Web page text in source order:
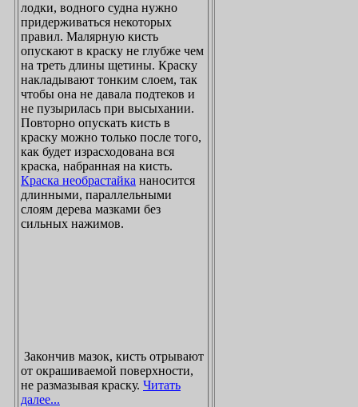
лодки, водного судна нужно
придерживаться некоторых
правил. Малярную кисть
опускают в краску не глубже чем
на треть длины щетины. Краску
накладывают тонким слоем, так
чтобы она не давала подтеков и
не пузырилась при высыхании.
Повторно опускать кисть в
краску можно только после того,
как будет израсходована вся
краска, набранная на кисть.
Краска необрастайка
длинными, параллельными
слоям дерева мазками без
сильных нажимов.
Закончив мазок, кисть отрывают
от окрашиваемой поверхности,
не размазывая краску. Читать
далее...